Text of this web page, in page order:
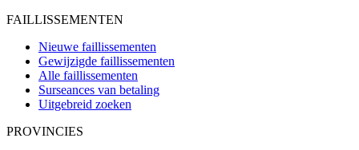
FAILLISSEMENTEN
Nieuwe faillissementen
Gewijzigde faillissementen
Alle faillissementen
Surseances van betaling
Uitgebreid zoeken
PROVINCIES